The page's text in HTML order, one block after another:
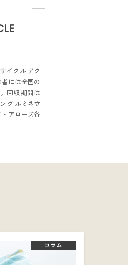
イクル アク
には全国の
回収期間は
グ ルミネ立
アローズ各
コラム